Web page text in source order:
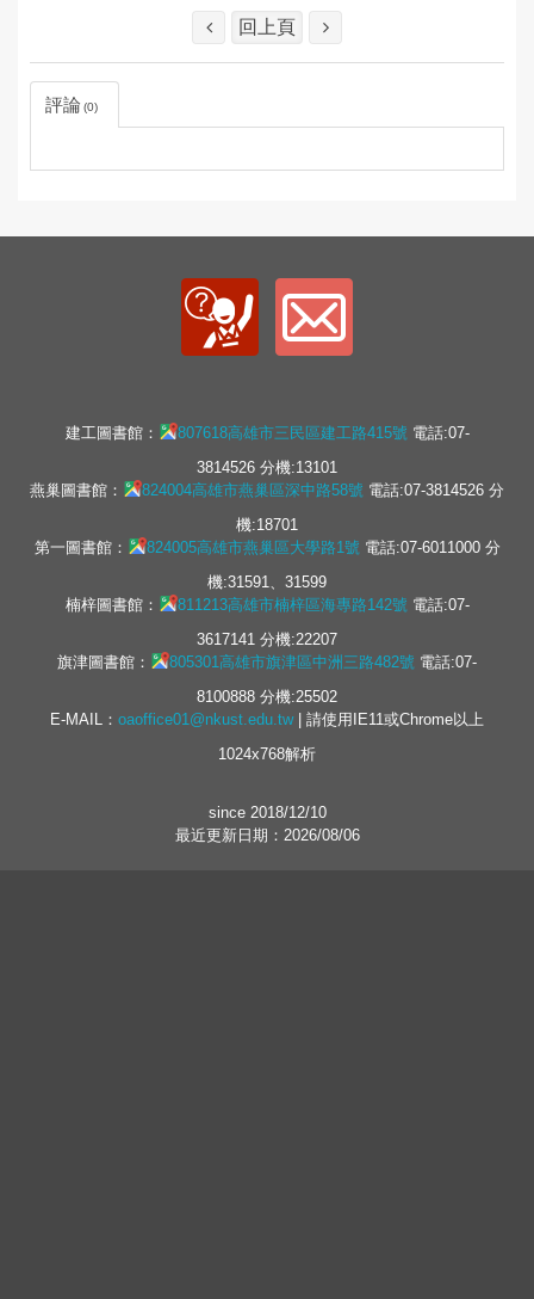
回上頁
評論 0
建工圖書館： 807618高雄市三民區建工路415號電話:07-
3814526 分機:13101
燕巢圖書館：
824004高雄市燕巢區深中路58號 電話:07-3814526 分
機:18701
第一圖書館：
824005高雄市燕巢區大學路1號電話:07-6011000 分
機:31591、31599
楠梓圖書館：
811213高雄市楠梓區海專路142號電話:07-
3617141 分機:22207
旗津圖書館：
805301高雄市旗津區中洲三路482號 電話:07-
8100888 分機:25502
E-MAIL： oaoffice01@nkust.edu.tw| 請使用IE11或Chrome以上
1024x768解析
since 2018/12/10
最近更新日期：2026/08/06